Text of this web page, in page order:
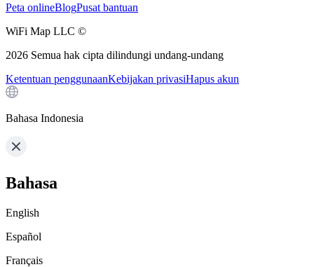
Peta onlineBlogPusat bantuan
WiFi Map LLC ©
2026 Semua hak cipta dilindungi undang-undang
Ketentuan penggunaanKebijakan privasiHapus akun
Bahasa Indonesia
Bahasa
English
Español
Français